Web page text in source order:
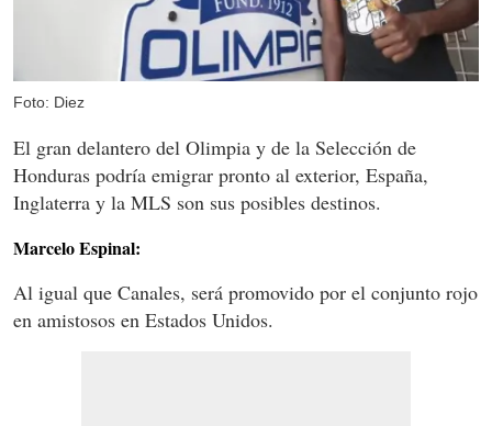
Foto: Diez
El gran delantero del Olimpia y de la Selección de
Honduras podría emigrar pronto al exterior, España,
Inglaterra y la MLS son sus posibles destinos.
Marcelo Espinal:
Al igual que Canales, será promovido por el conjunto rojo
en amistosos en Estados Unidos.